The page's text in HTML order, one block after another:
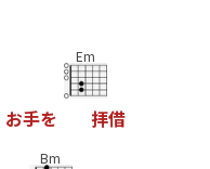
お手を
Em
拝借
Bm